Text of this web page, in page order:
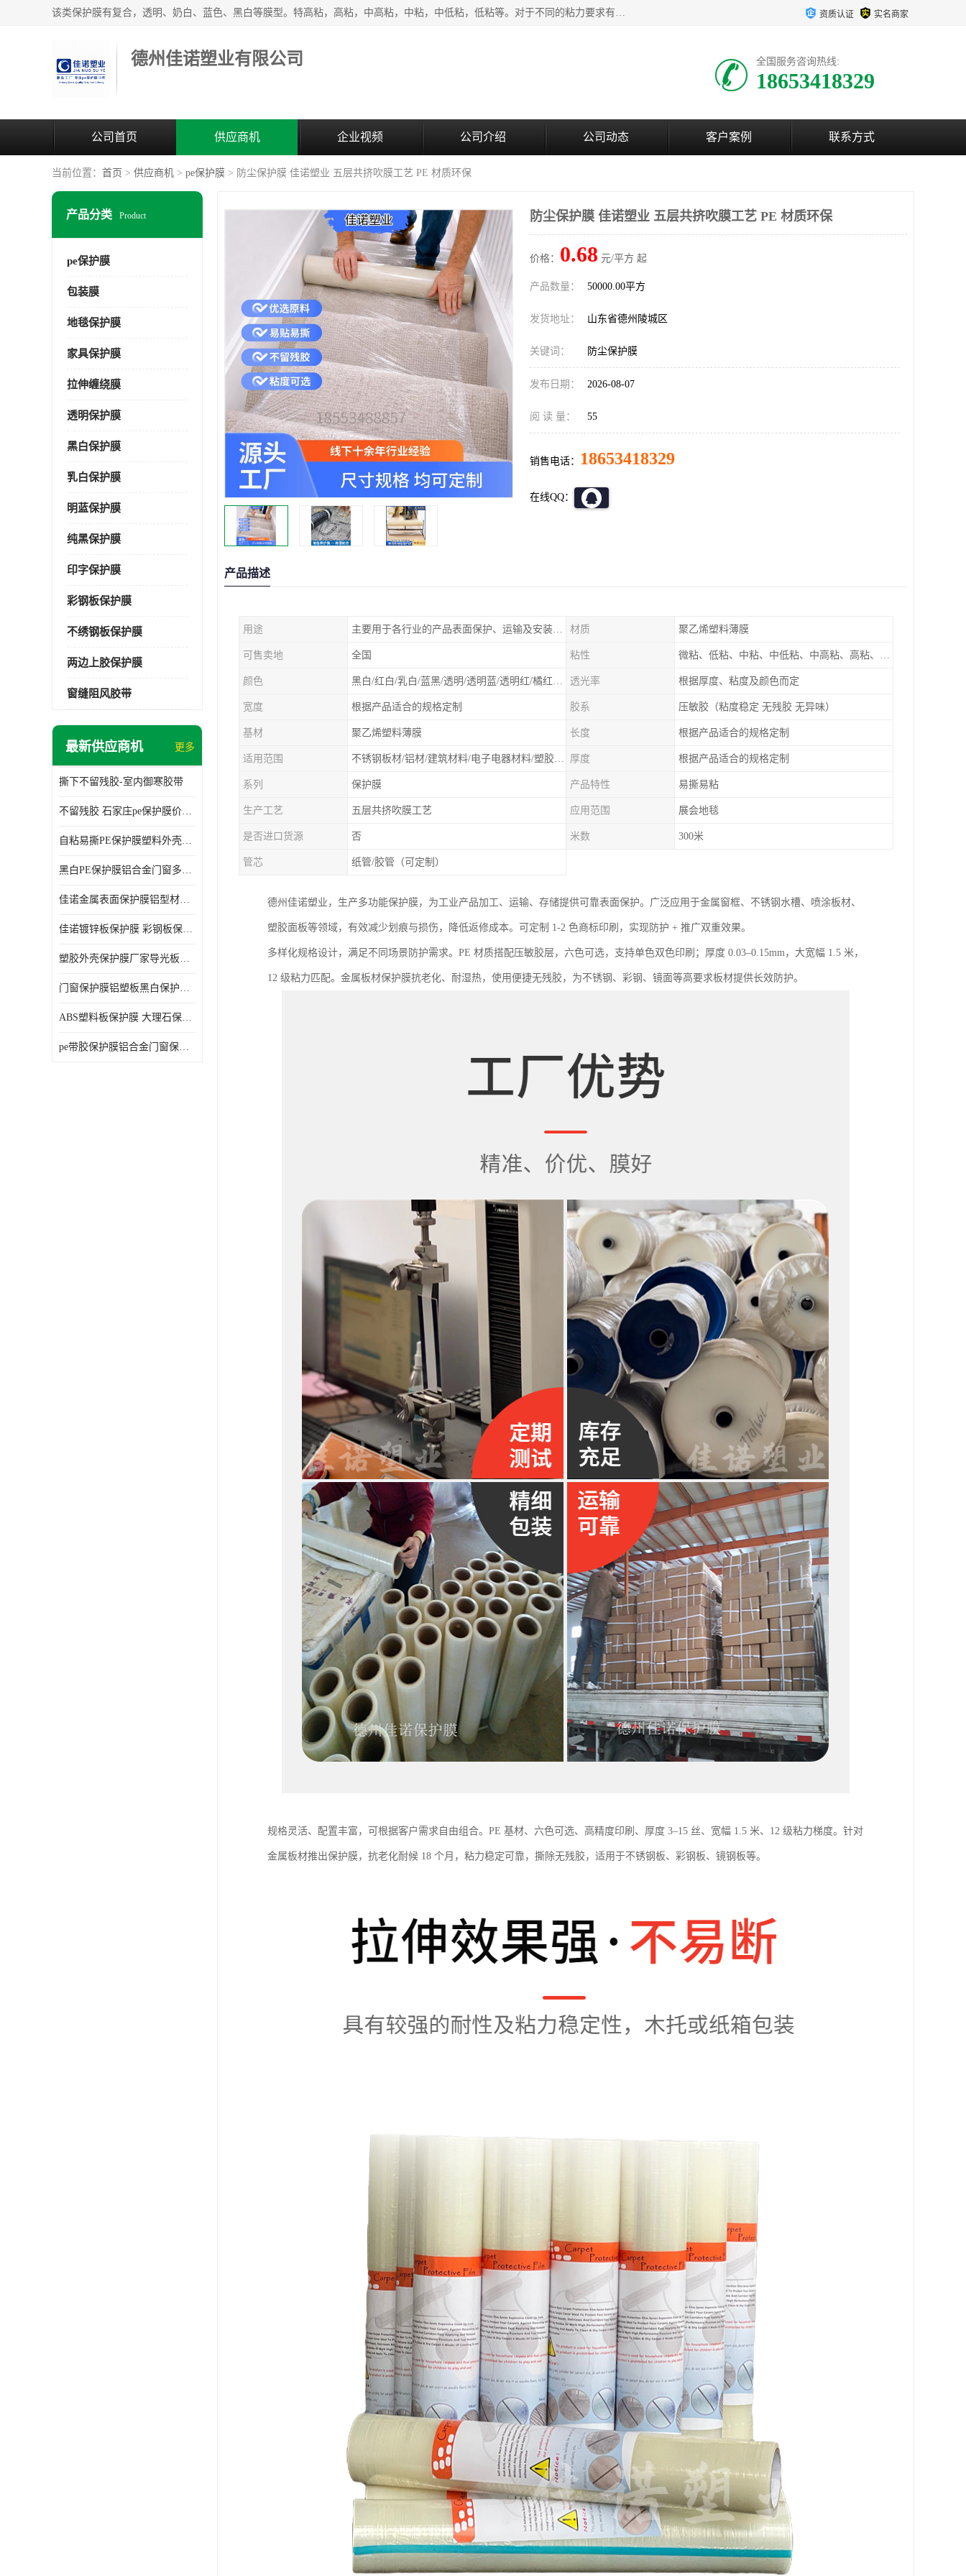
该类保护膜有复合，透明、奶白、蓝色、黑白等膜型。特高粘，高粘，中高粘，中粘，中低粘，低粘等。对于不同的粘力要求有相应的产品相适配。无胶渍残留污染。在较宽的收卷幅度下平整无皱纹，收卷长度大，利于机械化及自动化施工粘贴。为您的产品提供的表面保护解决方案。 产品广泛适用于：铝材、不锈钢、金属、塑料、电子、家电、家具、玻璃、化工材料、装饰材料等。 资质认证 实名商家
德州佳诺塑业有限公司 全国服务咨询热线:
18653418329
公司首页 供应商机 企业视频 公司介绍 公司动态 客户案例 联系方式
当前位置： 首页 > 供应商机 > pe保护膜 > 防尘保护膜 佳诺塑业 五层共挤吹膜工艺 PE 材质环保
产品分类 Product
pe保护膜
包装膜
地毯保护膜
家具保护膜
拉伸缠绕膜
透明保护膜
黑白保护膜
乳白保护膜
明蓝保护膜
纯黑保护膜
印字保护膜
彩钢板保护膜
不绣钢板保护膜
两边上胶保护膜
窗缝阻风胶带
最新供应商机 更多
撕下不留残胶-室内御寒胶带
不留残胶 石家庄pe保护膜价格 塑料薄膜
自粘易撕PE保护膜塑料外壳导光板亚克力板膜操作方便
黑白PE保护膜铝合金门窗多种颜色支持定制生产
佳诺金属表面保护膜铝型材保护膜不留残胶铝合金窗框保护胶带
佳诺镀锌板保护膜 彩钢板保护pe保护膜
塑胶外壳保护膜厂家导光板保护膜 铝单板保护膜胶带易撕不留胶
门窗保护膜铝塑板黑白保护膜外墙保温板保护膜
ABS塑料板保护膜 大理石保护膜 缠鱼竿保护膜
pe带胶保护膜铝合金门窗保护不锈钢板保护膜大理石建筑材料保护
防尘保护膜 佳诺塑业 五层共挤吹膜工艺 PE 材质环保
价格： 0.68 元/平方 起
产品数量： 50000.00平方
发货地址： 山东省德州陵城区
关键词： 防尘保护膜
发布日期： 2026-08-07
阅 读 量： 55
销售电话： 18653418329
在线QQ：
产品描述
用途 主要用于各行业的产品表面保护、运输及安装过程中防止物体表面刮花及尘土 材质 聚乙烯塑料薄膜
可售卖地 全国 粘性 微粘、低粘、中粘、中低粘、中高粘、高粘、超高粘
颜色 黑白/红白/乳白/蓝黑/透明/透明蓝/透明红/橘红色等 随意选择 透光率 根据厚度、粘度及颜色而定
宽度 根据产品适合的规格定制 胶系 压敏胶（粘度稳定 无残胶 无异味）
基材 聚乙烯塑料薄膜 长度 根据产品适合的规格定制
适用范围 不锈钢板材/铝材/建筑材料/电子电器材料/塑胶板材/门类石类/无尘车间除尘保护膜、除尘滚筒等净化材料 厚度 根据产品适合的规格定制
系列 保护膜 产品特性 易撕易粘
生产工艺 五层共挤吹膜工艺 应用范围 展会地毯
是否进口货源 否 米数 300米
管芯 纸管/胶管（可定制）
德州佳诺塑业，生产多功能保护膜，为工业产品加工、运输、存储提供可靠表面保护。广泛应用于金属窗框、不锈钢水槽、喷涂板材、
塑胶面板等领域，有效减少划痕与损伤，降低返修成本。可定制 1-2 色商标印刷，实现防护 + 推广双重效果。
多样化规格设计，满足不同场景防护需求。PE 材质搭配压敏胶层，六色可选，支持单色双色印刷；厚度 0.03–0.15mm，大宽幅 1.5 米，
12 级粘力匹配。金属板材保护膜抗老化、耐湿热，使用便捷无残胶，为不锈钢、彩钢、镜面等高要求板材提供长效防护。
规格灵活、配置丰富，可根据客户需求自由组合。PE 基材、六色可选、高精度印刷、厚度 3–15 丝、宽幅 1.5 米、12 级粘力梯度。针对
金属板材推出保护膜，抗老化耐候 18 个月，粘力稳定可靠，撕除无残胶，适用于不锈钢板、彩钢板、镜钢板等。